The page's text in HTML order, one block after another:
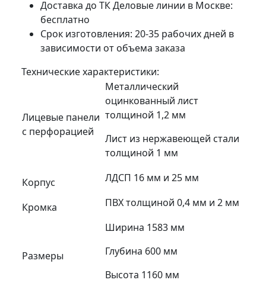
Доставка до ТК Деловые линии в Москве:
бесплатно
Срок изготовления: 20-35 рабочих дней в
зависимости от объема заказа
Технические характеристики:
Лицевые панели
с перфорацией
Металлический
оцинкованный лист
толщиной 1,2 мм
Лист из нержавеющей стали
толщиной 1 мм
Корпус ЛДСП 16 мм и 25 мм
Кромка ПВХ толщиной 0,4 мм и 2 мм
Размеры
Ширина 1583 мм
Глубина 600 мм
Высота 1160 мм